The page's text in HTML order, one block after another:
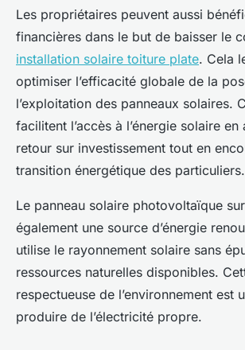
Les propriétaires peuvent aussi
financières dans le but de baisser le
installation solaire toiture plate. Cela
optimiser l’efficacité globale de la
l’exploitation des panneaux solaires.
facilitent l’accès à l’énergie solaire
retour sur investissement tout en
transition énergétique des particuliers.
Le panneau solaire photovoltaïque
également une source d’énergie
utilise le rayonnement solaire sans
ressources naturelles disponibles.
respectueuse de l’environnement est
produire de l’électricité propre.